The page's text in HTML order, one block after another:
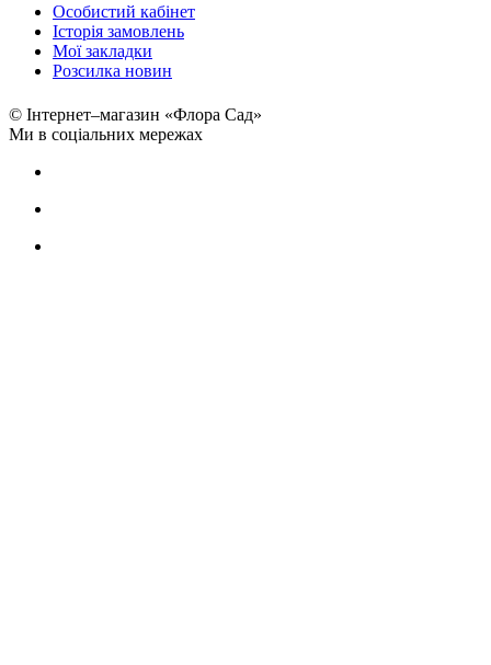
Особистий кабінет
Історія замовлень
Мої закладки
Розсилка новин
© Інтернет–магазин «Флора Сад»
Ми в соціальних мережах